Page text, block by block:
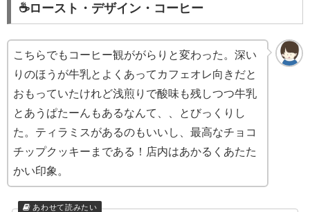
☕️ロースト・デザイン・コーヒー
こちらでもコーヒー観ががらりと変わった。深い
りのほうが牛乳とよくあってカフェオレ向きだと
おもっていたけれど浅煎りで酸味も残しつつ牛乳
とあうぱたーんもあるなんて、、とびっくりし
た。ティラミスがあるのもいいし、最高なチョコ
チップクッキーまである！店内はあかるくあたた
かい印象。